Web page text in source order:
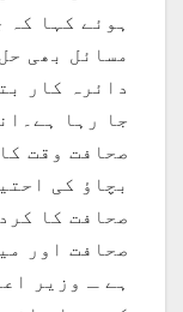
ہوئے کہا
مسائل بھی
دائرہ کار
جا رہا
صحافت وقت
بچاؤ کی
صحافت کا
صحافت اور
ہے ـ وزیر